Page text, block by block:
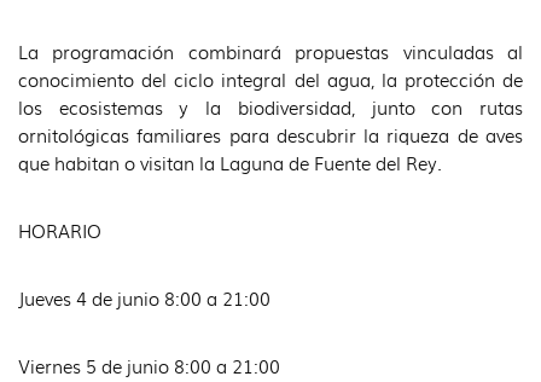
La programación combinará propuestas vinculadas al
conocimiento del ciclo integral del agua, la protección de
los ecosistemas y la biodiversidad, junto con rutas
ornitológicas familiares para descubrir la riqueza de aves
que habitan o visitan la Laguna de Fuente del Rey.
HORARIO
Jueves 4 de junio 8:00 a 21:00
Viernes 5 de junio 8:00 a 21:00